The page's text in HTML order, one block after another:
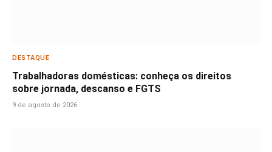
DESTAQUE
Trabalhadoras domésticas: conheça os direitos
sobre jornada, descanso e FGTS
9 de agosto de 2026